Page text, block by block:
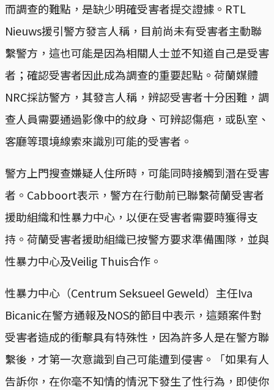
而調查的難點，是缺少明確受害者提交證據。RTL
Nieuws援引警方發言人稱，目前尚未有受害者主動聯
繫警方，這也可能是因為相關人士並不知道自己是受害
者；確認受害者因此成為調查的重要起點。荷蘭媒體
NRC採訪警方，其發言人稱，辨認受害者十分困難，調
查人員需要通過影像中的紋身、可辨認傷疤，或臥室、
客廳等環境線索來識別可能的受害者。
警方上門搜查嫌疑人住所時，可能同時接觸到潛在受害
者。Cabboort表示，警方在行動前已聯繫荷蘭受害者
援助組織和性暴力中心，以便在受害者需要時獲得支
持。荷蘭受害者援助組織已按警方要求準備團隊，並與
性暴力中心及Veilig Thuis合作。
性暴力中心（Centrum Seksueel Geweld）主任Iva
Bicanic在警方通報及NOS的節目中表示，這類案件對
受害者造成的衝擊具有特殊性，因為許多人是在警方聯
繫後，才第一次意識到自己可能遭到侵害。「如果有人
告訴你，在你毫不知情的情況下發生了性行為，即使你